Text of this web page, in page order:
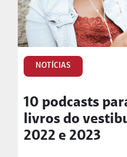
NOTÍCIAS
10 podcasts
livros do
2022 e 2023